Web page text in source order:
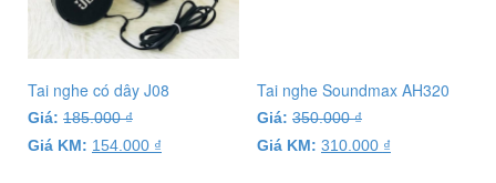
Tai nghe có dây J08
Giá: 185.000₫
Giá KM: 154.000 ₫
Tai nghe Soundmax AH320
Giá: 350.000₫
Giá KM: 310.000 ₫